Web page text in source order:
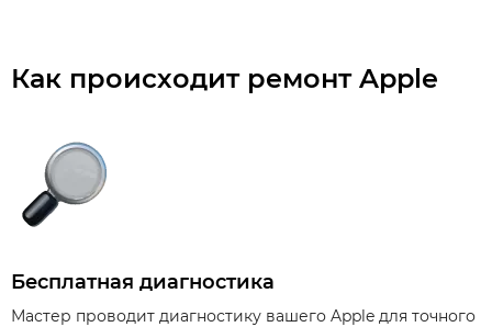
Как происходит ремонт Apple
Бесплатная диагностика
Мастер проводит диагностику вашего Apple для точного